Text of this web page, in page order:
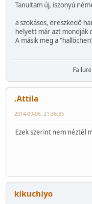
Tanultam új, iszonyú
a szokásos, ereszkedő
helyett már azt mondják
A másik meg a
.Attila
2014-09-06, 21:36:35
Ezek szerint nem néztél
kikuchiyo